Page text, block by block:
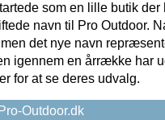
som en lille butik der
navn til Pro Outdoor.
det nye navn
igennem en årrække har
for at se deres udvalg.
Outdoor.dk